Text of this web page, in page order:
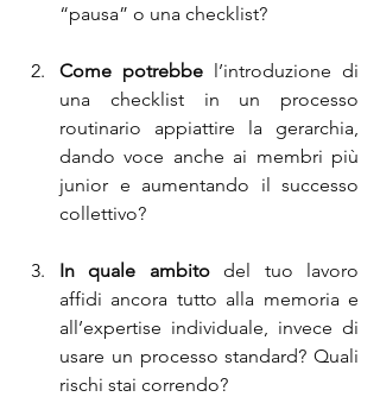
“pausa” o una checklist?
Come potrebbe l’introduzione di
una checklist in un processo
routinario appiattire la gerarchia,
dando voce anche ai membri più
junior e aumentando il successo
collettivo?
In quale ambito del tuo lavoro
affidi ancora tutto alla memoria e
all’expertise individuale, invece di
usare un processo standard? Quali
rischi stai correndo?